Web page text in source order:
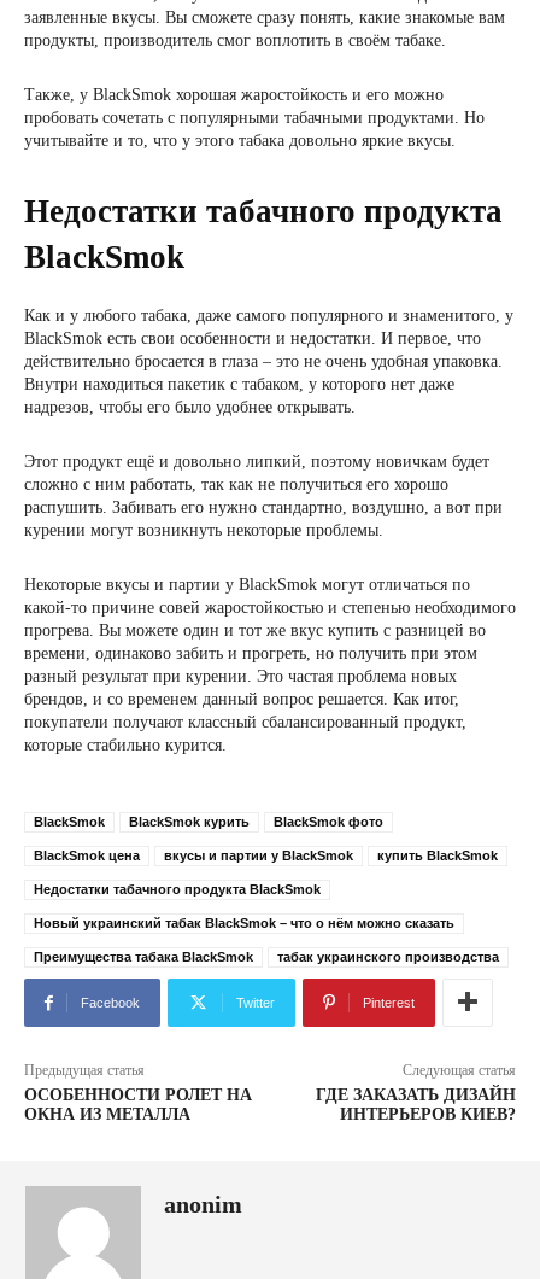
заявленные вкусы. Вы сможете сразу понять, какие знакомые вам
продукты, производитель смог воплотить в своём табаке.
Также, у BlackSmok хорошая жаростойкость и его можно
пробовать сочетать с популярными табачными продуктами. Но
учитывайте и то, что у этого табака довольно яркие вкусы.
Недостатки табачного продукта
BlackSmok
Как и у любого табака, даже самого популярного и знаменитого, у
BlackSmok есть свои особенности и недостатки. И первое, что
действительно бросается в глаза – это не очень удобная упаковка.
Внутри находиться пакетик с табаком, у которого нет даже
надрезов, чтобы его было удобнее открывать.
Этот продукт ещё и довольно липкий, поэтому новичкам будет
сложно с ним работать, так как не получиться его хорошо
распушить. Забивать его нужно стандартно, воздушно, а вот при
курении могут возникнуть некоторые проблемы.
Некоторые вкусы и партии у BlackSmok могут отличаться по
какой-то причине совей жаростойкостью и степенью необходимого
прогрева. Вы можете один и тот же вкус купить с разницей во
времени, одинаково забить и прогреть, но получить при этом
разный результат при курении. Это частая проблема новых
брендов, и со временем данный вопрос решается. Как итог,
покупатели получают классный сбалансированный продукт,
которые стабильно курится.
BlackSmok BlackSmok курить BlackSmok фото
BlackSmok цена вкусы и партии у BlackSmok купить BlackSmok
Недостатки табачного продукта BlackSmok
Новый украинский табак BlackSmok – что о нём можно сказать
Преимущества табака BlackSmok табак украинского производства
Facebook Twitter Pinterest
Предыдущая статья
ОСОБЕННОСТИ РОЛЕТ НА
ОКНА ИЗ МЕТАЛЛА
Следующая статья
ГДЕ ЗАКАЗАТЬ ДИЗАЙН
ИНТЕРЬЕРОВ КИЕВ?
anonim